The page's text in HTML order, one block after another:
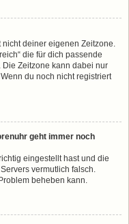
deiner eigenen Zeitzone.
die für dich passende
Die Zeitzone kann dabei nur
du noch nicht registriert
geht immer noch
eingestellt hast und die
vermutlich falsch.
beheben kann.